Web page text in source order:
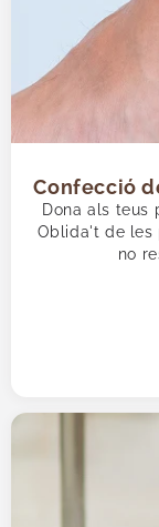
Confecció
Dona als teus
Oblida't de les
no